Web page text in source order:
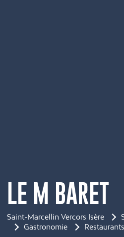
LE M BARET
Saint-Marcellin Vercors Isère
Gastronomie
Restaurants